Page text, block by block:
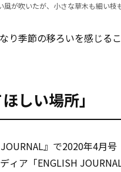
風が吹いたが、小さな草木も細い枝
り季節の移ろいを感じる
しい場所」
JOURNAL』で2020年4月
ィア「ENGLISH